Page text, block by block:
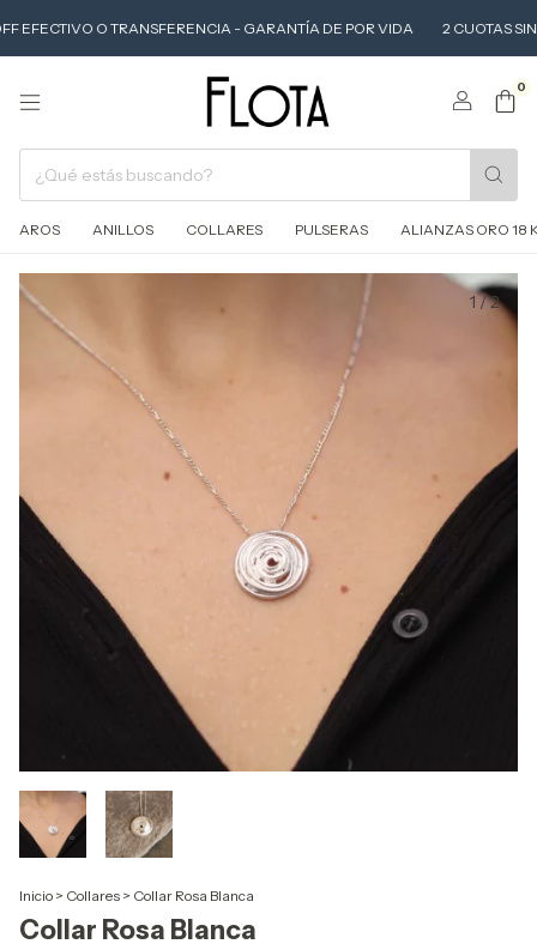
O TRANSFERENCIA - GARANTÍA DE POR VIDA 2 CUOTAS SIN
0
AROS ANILLOS COLLARES PULSERAS ALIANZAS ORO 18
1/2
Inicio > Collares > Collar Rosa Blanca
Collar Rosa Blanca